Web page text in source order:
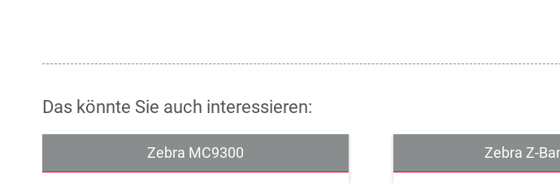
Das könnte Sie auch interessieren:
Zebra MC9300 Zebra Z-